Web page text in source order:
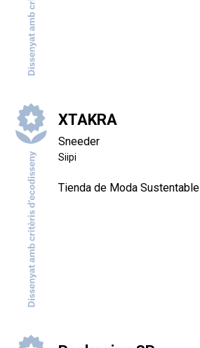
XTAKRA
Sneeder
Siipi
Tienda de Moda Sustentable